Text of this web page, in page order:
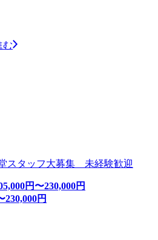
む
スタッフ大募集 未経験歓迎
円〜230,000円
230,000円